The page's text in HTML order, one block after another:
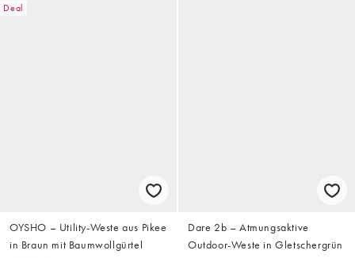
Deal
OYSHO – Utility-Weste aus Pikee
in Braun mit Baumwollgürtel
Dare 2b – Atmungsaktive
Outdoor-Weste in Gletschergrün